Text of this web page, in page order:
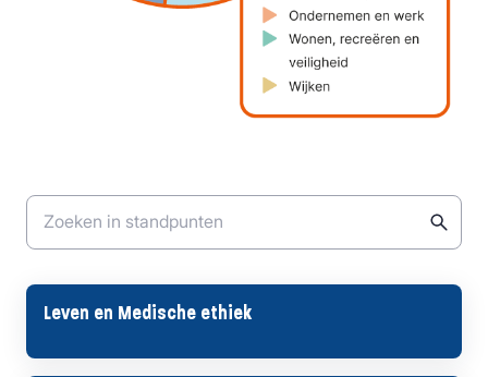
Zoeken in standpunten
Leven en Medische ethiek